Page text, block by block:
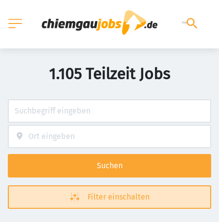
1.105 Teilzeit Jobs
Suchen
Filter einschalten